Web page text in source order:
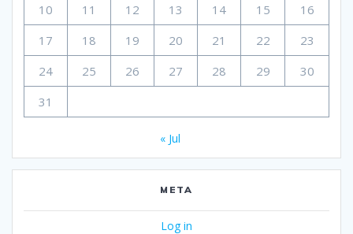
10
11 12 13 14 15
16
17
18 19 20 21 22
23
24
25 26 27 28 29
30
31
« Jul
META
Log in